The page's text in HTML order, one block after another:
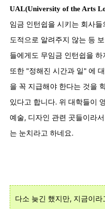
UAL(University of the Arts
임금 인턴쉽을 시키는 회사
도적으로 알려주지 않는 등
들에게도 무임금 인턴쉽을
또한 "정해진 시간과 일" 에
을 꼭 지급해야 한다는 것을
있다고 합니다. 위 대학들이
예술, 디자인 관련 곳들이라
는 눈치라고 하네요.
다소 늦긴 했지만, 지금이